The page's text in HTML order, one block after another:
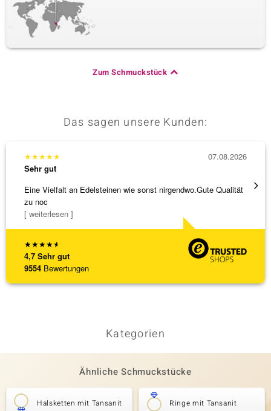
Zum Schmuckstück
Das sagen unsere Kunden:
★★★★★
4,7 Sehr gut
9554 Bewertungen
★★★★★
Sehr gut
Eine Vielfalt an Edelsteinen wie sonst nirgendwo.Gute Qualität
zu noc
[ weiterlesen ]
07.08.2026
Die
Kategorien
Ähnliche Schmuckstücke
Halsketten mit Tansanit Ringe mit Tansanit